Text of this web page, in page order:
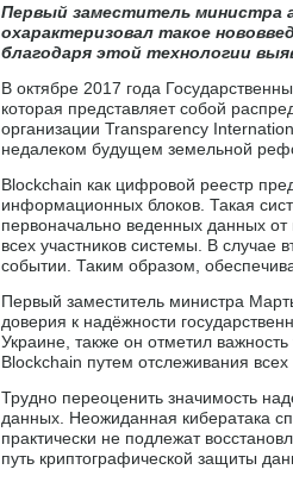
Первый заместитель министра
охарактеризовал такое
благодаря этой технологии
В октябре 2017 года
которая представляет собой
организации Transparency
недалеком будущем земельной
Blockchain как цифровой реестр
информационных блоков. Такая
первоначально веденных данных
всех участников системы. В случае
событии. Таким образом,
Первый заместитель министра
доверия к надёжности
Украине, также он отметил
Blockchain путем отслеживания
Трудно переоценить значимость
данных. Неожиданная кибератака
практически не подлежат
путь криптографической защиты